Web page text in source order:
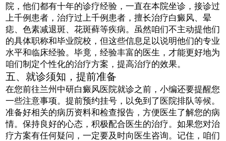
院，他们都有十年的诊疗经验，一直在本院坐诊，接诊过
上千例患者，治疗过上千例患者，擅长治疗白癜风、晕
痣、色素减退斑、花斑藓等疾病。虽然咱们不主动提他们
的具体职称和毕业院校，但这些信息足以说明他们的专业
水平和临床经验。毕竟，经验丰富的医生，才能更好地为
咱们制定个性化的治疗方案，提高治疗的效果。
五、就诊须知，提前准备
在您前往兰州中研白癜风医院就诊之前，小编还要提醒您
一些注意事项。提前预约挂号，以免到了医院排队等候。
准备好相关的病历资料和检查报告，方便医生了解您的病
情。保持良好的心态，积极配合医生的治疗。如果您对治
疗方案有任何疑问，一定要及时向医生咨询。记住，咱们